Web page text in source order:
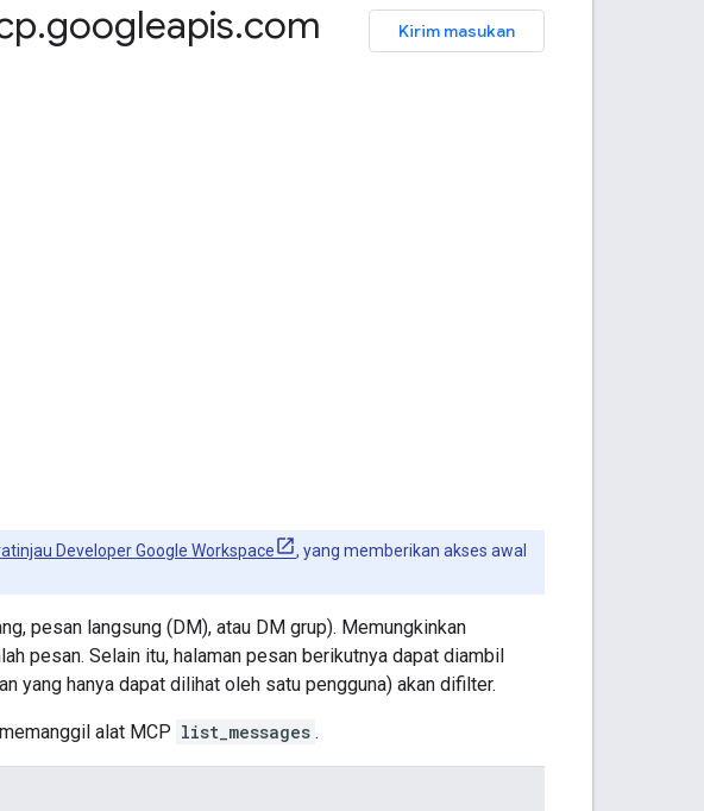
Kirim masukan
.googleapis.com
Developer Google Workspace
, yang memberikan akses awal
pesan langsung (DM), atau DM grup). Memungkinkan
pesan. Selain itu, halaman pesan berikutnya dapat diambil
yang hanya dapat dilihat oleh satu pengguna) akan difilter.
alat MCP list_messages .